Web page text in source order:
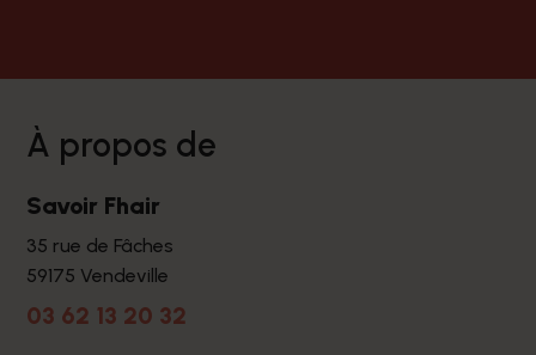
à propos de
Savoir Fhair
35 rue de Fâches
59175 Vendeville
03 62 13 20 32